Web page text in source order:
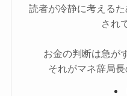
読者が冷静に考える
され
お金の判断は急が
それがマネ辞局長